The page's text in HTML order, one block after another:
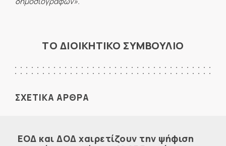
ΤΟ ΔΙΟΙΚΗΤΙΚΟ ΣΥΜΒΟΥΛΙΟ
ΣΧΕΤΙΚΑ ΑΡΘΡΑ
ΕΟΔ και ΔΟΔ χαιρετίζουν την ψήφιση